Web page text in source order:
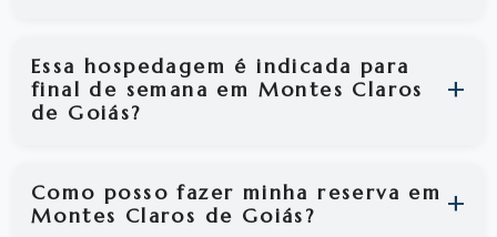
Essa hospedagem é indicada para
final de semana em Montes Claros
de Goiás?
Como posso fazer minha reserva em
Montes Claros de Goiás?